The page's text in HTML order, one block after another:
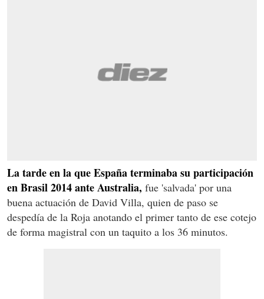
La tarde en la que España terminaba su participación
en Brasil 2014 ante Australia, fue 'salvada' por una
buena actuación de David Villa, quien de paso se
despedía de la Roja anotando el primer tanto de ese cotejo
de forma magistral con un taquito a los 36 minutos.